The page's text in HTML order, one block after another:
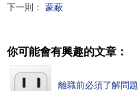
下一則： 蒙蔽
你可能會有興趣的文章：
離職前必須了解問